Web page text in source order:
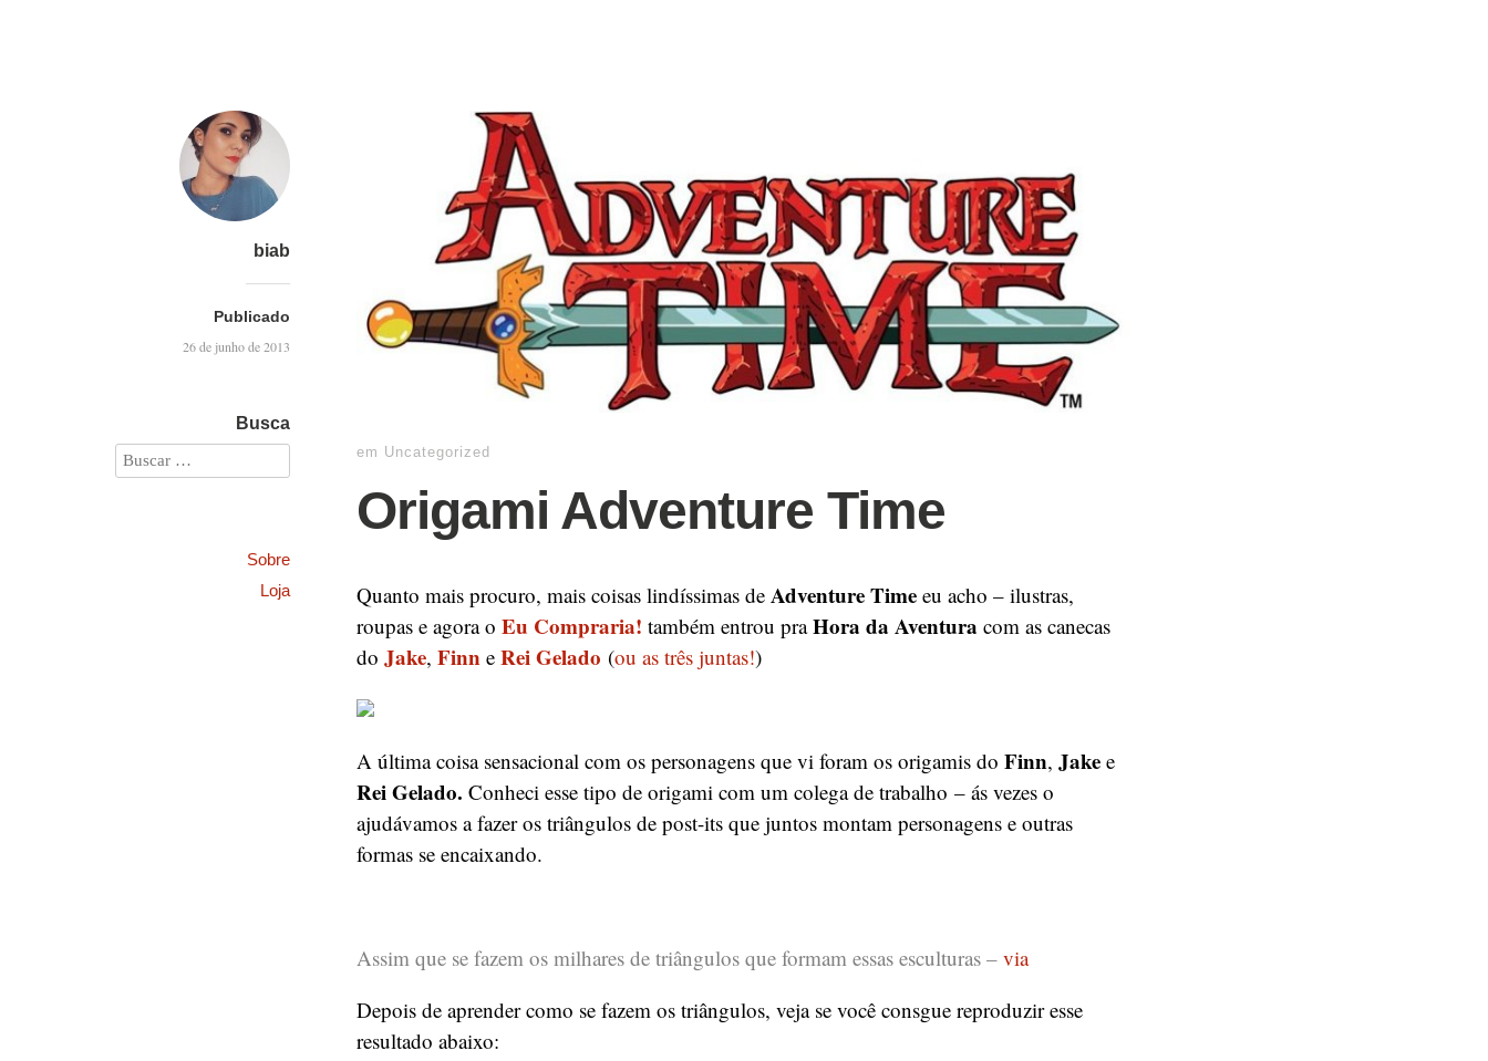
biab
Publicado
26 de junho de 2013
em Uncategorized
Origami Adventure Time
Quanto mais procuro, mais coisas lindíssimas de Adventure Time eu acho – ilustras,
roupas e agora o Eu Compraria! também entrou praHora da Aventura com as canecas
do Jake, Finn e Rei Gelado (ou as três juntas!)
A última coisa sensacional com os personagens que vi foram os origamis do Finn, Jake e
Rei Gelado. Conheci esse tipo de origami com um colega de trabalho – ás vezes o
ajudávamos a fazer os triângulos de post-its que juntos montam personagens e outras
formas se encaixando.
Assim que se fazem os milhares de triângulos que formam essas esculturas – via
Depois de aprender como se fazem os triângulos, veja se você consgue reproduzir esse
resultado abaixo:
Busca
Sobre
Loja